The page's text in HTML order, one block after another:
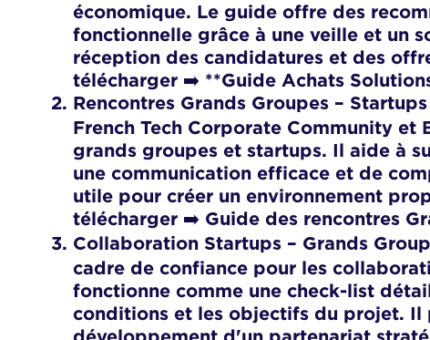
économique. Le guide offre des
fonctionnelle grâce à une veille et un
réception des candidatures et des
télécharger ➡️ **Guide Achats
Rencontres Grands Groupes –
French Tech Corporate Community
grands groupes et startups. Il aide à
une communication efficace et de
utile pour créer un environnement
télécharger ➡️ Guide des rencontres
Collaboration Startups – Grands
cadre de confiance pour les
fonctionne comme une check-list
conditions et les objectifs du projet. Il
développement d'un partenariat